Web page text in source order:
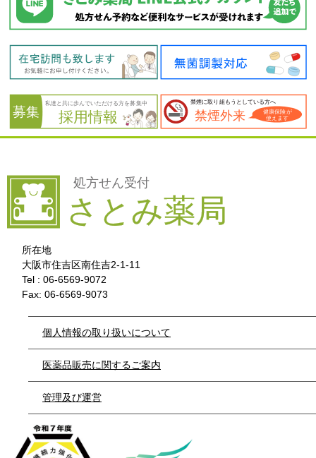
所在地
大阪市住吉区南住吉2-1-11
Tel : 06-6569-9072
Fax: 06-6569-9073
個人情報の取り扱いについて
医薬品販売に関するご案内
管理及び運営